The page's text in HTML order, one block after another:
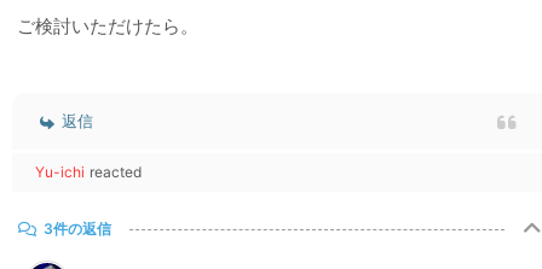
ご検討いただけたら。
返信
Yu-ichi reacted
3件の返信